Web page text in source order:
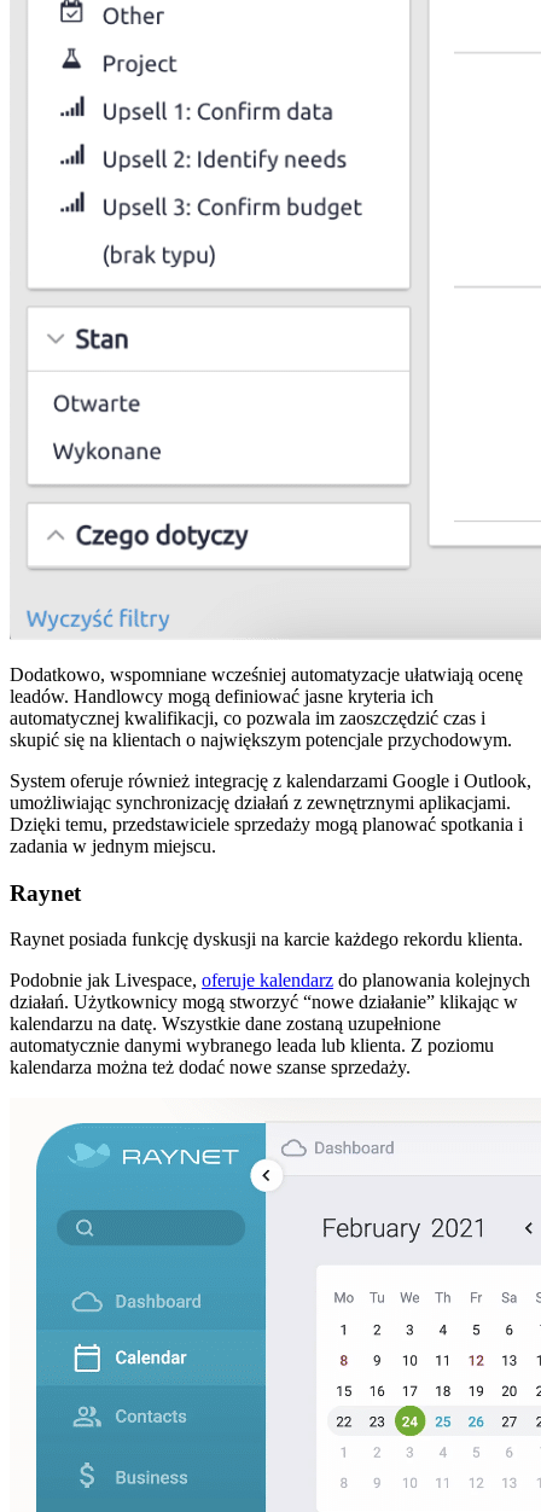
Dodatkowo, wspomniane wcześniej automatyzacje ułatwiają ocenę
leadów. Handlowcy mogą definiować jasne kryteria ich
automatycznej kwalifikacji, co pozwala im zaoszczędzić czas i
skupić się na klientach o największym potencjale przychodowym.
System oferuje również integrację z kalendarzami Google i Outlook,
umożliwiając synchronizację działań z zewnętrznymi aplikacjami.
Dzięki temu, przedstawiciele sprzedaży mogą planować spotkania i
zadania w jednym miejscu.
Raynet
Raynet posiada funkcję dyskusji na karcie każdego rekordu klienta.
Podobnie jak Livespace, oferuje kalendarz do planowania kolejnych
działań. Użytkownicy mogą stworzyć “nowe działanie” klikając w
kalendarzu na datę. Wszystkie dane zostaną uzupełnione
automatycznie danymi wybranego leada lub klienta. Z poziomu
kalendarza można też dodać nowe szanse sprzedaży.